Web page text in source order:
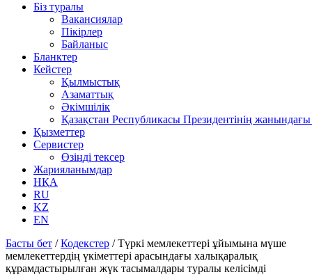
Біз туралы
Вакансиялар
Пікірлер
Байланыс
Бланктер
Кейстер
Қылмыстық
Азаматтық
Әкімшілік
Қазақстан Республикасы Президентінің
Қызметтер
Сервистер
Өзіңді тексер
Жарияланымдар
НҚА
RU
KZ
EN
Басты бет /Кодекстер /Түркі мемлекеттері ұйымына мүше
мемлекеттердің үкіметтері арасындағы халықаралық
құрамдастырылған жүк тасымалдары туралы келісімді